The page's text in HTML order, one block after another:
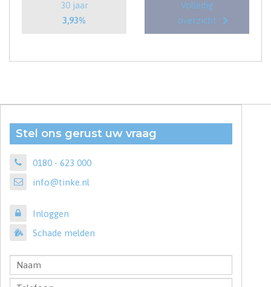
30 jaar
3,93%
Volledig
overzicht
Stel ons gerust uw vraag
0180 - 623 000
info@tinke.nl
Inloggen
Schade melden